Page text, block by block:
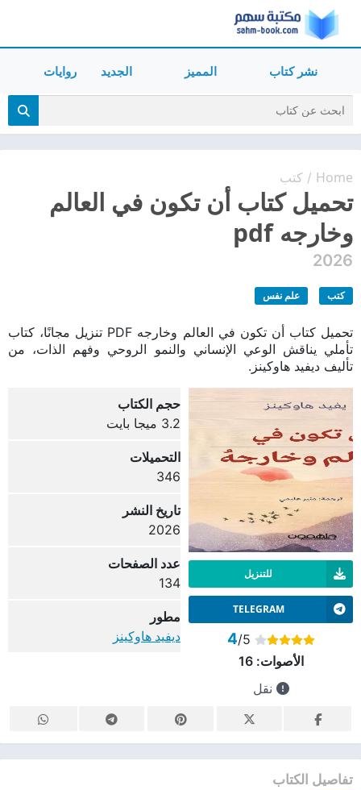
نشر كتاب المميز الجديد روايات
Home
/ كتب
تحميل كتاب أن تكون في العالم
وخارجه pdf
2026
كتب علم نفس
تحميل كتاب أن تكون في العالم وخارجه PDF تنزيل مجانًا، كتاب
تأملي يناقش الوعي الإنساني والنمو الروحي وفهم الذات، من
تأليف ديفيد هاوكينز.
للتنزيل
TELEGRAM
4/5
الأصوات:16
نقل
حجم الكتاب
3.2 ميجا بايت
التحميلات
346
تاريخ النشر
2026
عدد الصفحات
134
مطور
ديفيد هاوكينز
تفاصيل الكتاب